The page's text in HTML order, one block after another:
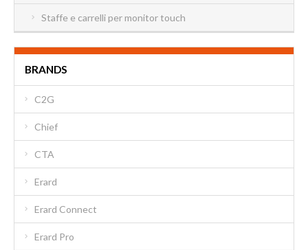
Staffe e carrelli per monitor touch
BRANDS
C2G
Chief
CTA
Erard
Erard Connect
Erard Pro